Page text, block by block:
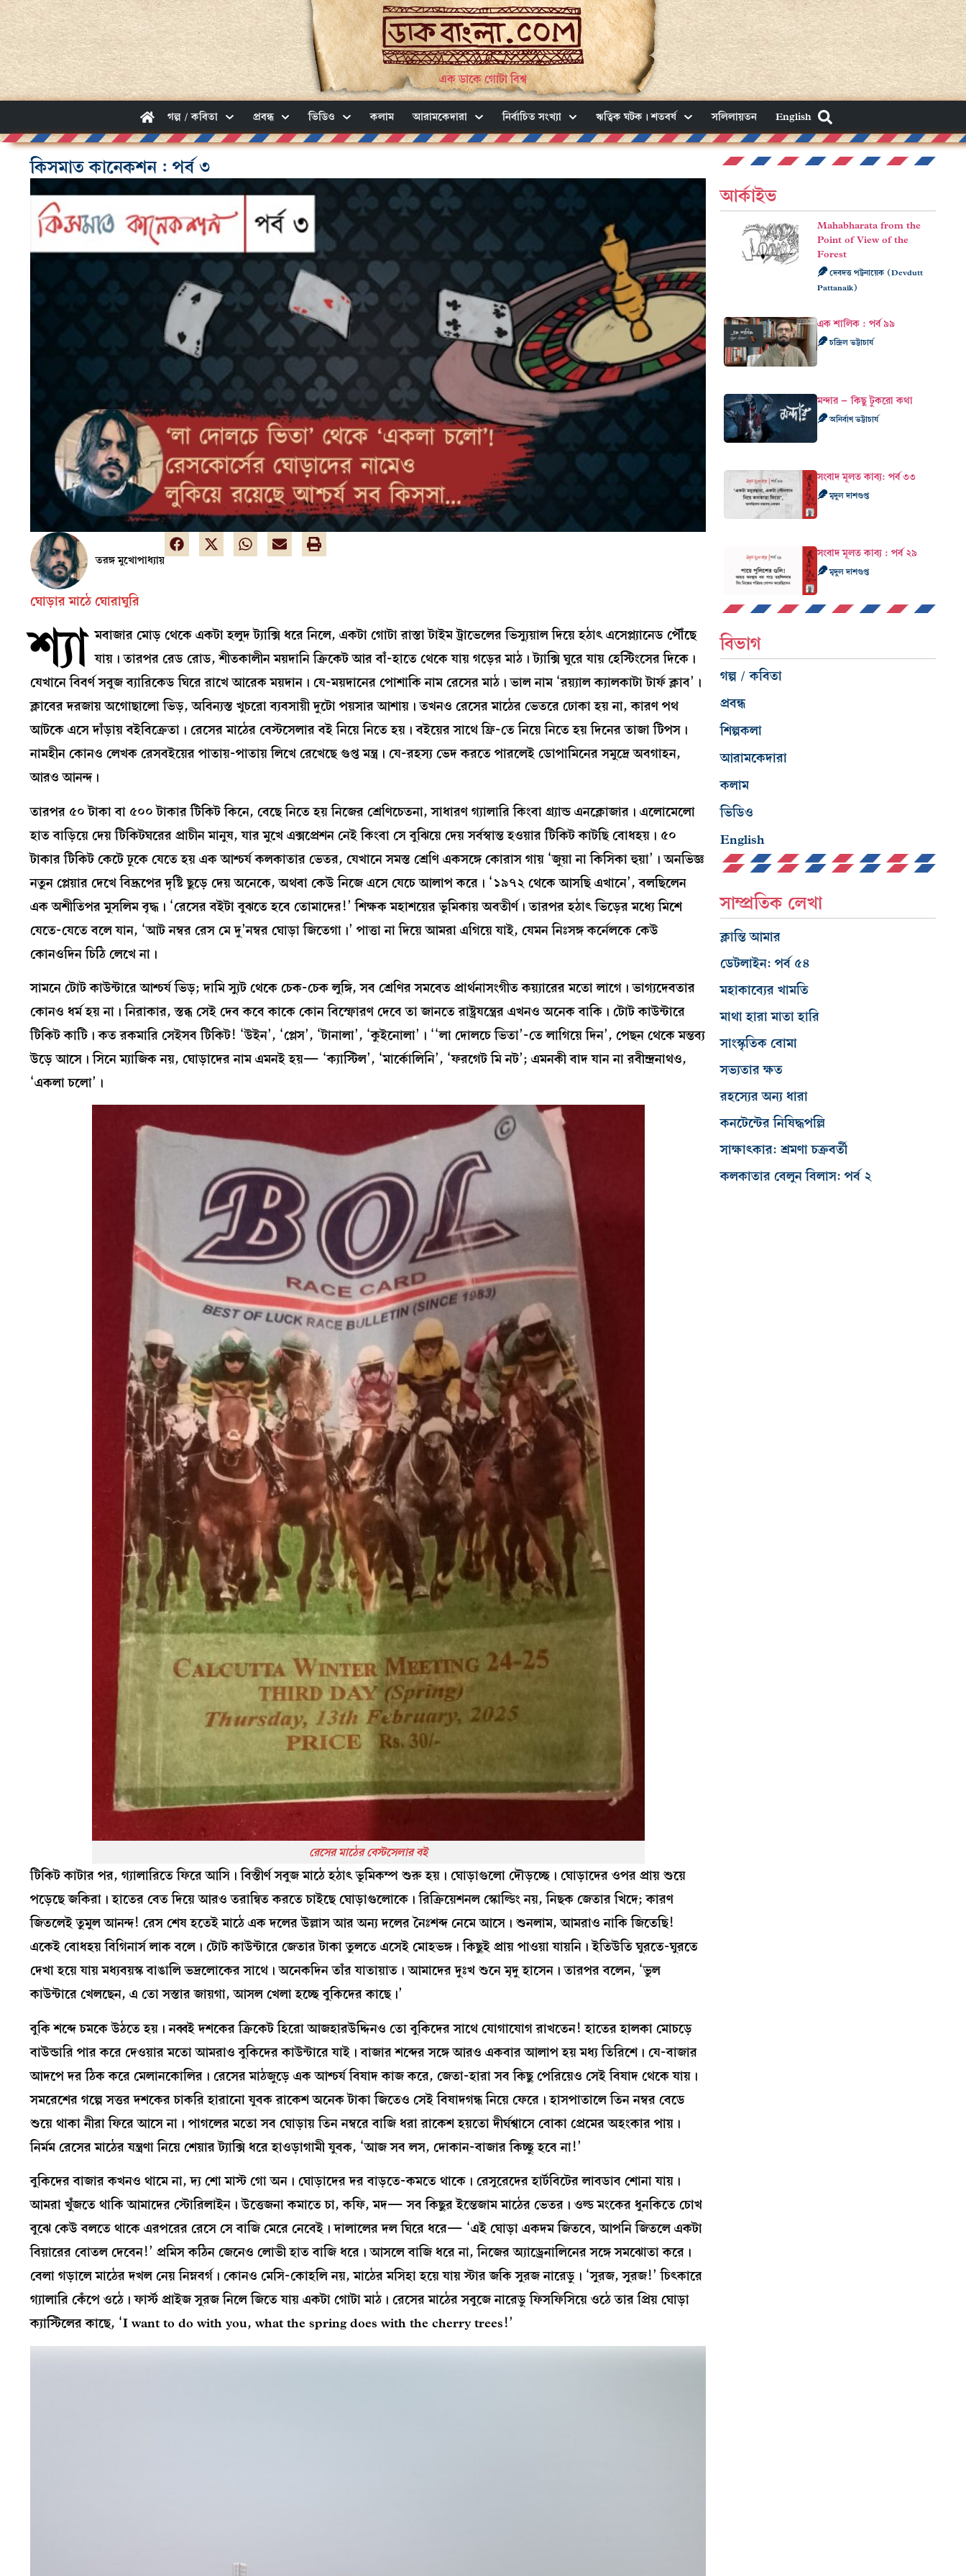
এক ডাকে গোটা বিশ্ব
গল্প / কবিতা প্রবন্ধ ভিডিও কলাম আরামকেদারা নির্বাচিত সংখ্যা ঋত্বিক ঘটক। শতবর্ষ সলিলায়তন English
কিসমাত কানেকশন : পর্ব ৩
তরঙ্গ মুখোপাধ্যায়
ঘোড়ার মাঠে ঘোরাঘুরি
শ্যা মবাজার মোড় থেকে একটা হলুদ ট্যাক্সি ধরে নিলে, একটা গোটা রাস্তা টাইম ট্রাভেলের ভিস্যুয়াল দিয়ে হঠাৎ এসেপ্ল্যানেড পৌঁছে
যায়। তারপর রেড রোড, শীতকালীন ময়দানি ক্রিকেট আর বাঁ-হাতে থেকে যায় গড়ের মাঠ। ট্যাক্সি ঘুরে যায় হেস্টিংসের দিকে।
যেখানে বিবর্ণ সবুজ ব্যারিকেড ঘিরে রাখে আরেক ময়দান। যে-ময়দানের পোশাকি নাম রেসের মাঠ। ভাল নাম ‘রয়্যাল ক্যালকাটা টার্ফ ক্লাব’।
ক্লাবের দরজায় অগোছালো ভিড়, অবিন্যস্ত খুচরো ব্যবসায়ী দুটো পয়সার আশায়। তখনও রেসের মাঠের ভেতরে ঢোকা হয় না, কারণ পথ
আটকে এসে দাঁড়ায় বইবিক্রেতা। রেসের মাঠের বেস্টসেলার বই নিয়ে নিতে হয়। বইয়ের সাথে ফ্রি-তে নিয়ে নিতে হয় দিনের তাজা টিপস।
নামহীন কোনও লেখক রেসবইয়ের পাতায়-পাতায় লিখে রেখেছে গুপ্ত মন্ত্র। যে-রহস্য ভেদ করতে পারলেই ডোপামিনের সমুদ্রে অবগাহন,
আরও আনন্দ।
তারপর ৫০ টাকা বা ৫০০ টাকার টিকিট কিনে, বেছে নিতে হয় নিজের শ্রেণিচেতনা, সাধারণ গ্যালারি কিংবা গ্র্যান্ড এনক্লোজার। এলোমেলো
হাত বাড়িয়ে দেয় টিকিটঘরের প্রাচীন মানুষ, যার মুখে এক্সপ্রেশন নেই কিংবা সে বুঝিয়ে দেয় সর্বস্বান্ত হওয়ার টিকিট কাটছি বোধহয়। ৫০
টাকার টিকিট কেটে ঢুকে যেতে হয় এক আশ্চর্য কলকাতার ভেতর, যেখানে সমস্ত শ্রেণি একসঙ্গে কোরাস গায় ‘জুয়া না কিসিকা হুয়া’। অনভিজ্ঞ
নতুন প্লেয়ার দেখে বিদ্রূপের দৃষ্টি ছুড়ে দেয় অনেকে, অথবা কেউ নিজে এসে যেচে আলাপ করে। ‘১৯৭২ থেকে আসছি এখানে’, বলছিলেন
এক অশীতিপর মুসলিম বৃদ্ধ। ‘রেসের বইটা বুঝতে হবে তোমাদের!’ শিক্ষক মহাশয়ের ভূমিকায় অবতীর্ণ। তারপর হঠাৎ ভিড়ের মধ্যে মিশে
যেতে-যেতে বলে যান, ‘আট নম্বর রেস মে দু’নম্বর ঘোড়া জিতেগা।’ পাত্তা না দিয়ে আমরা এগিয়ে যাই, যেমন নিঃসঙ্গ কর্নেলকে কেউ
কোনওদিন চিঠি লেখে না।
সামনে টোট কাউন্টারে আশ্চর্য ভিড়; দামি স্যুট থেকে চেক-চেক লুঙ্গি, সব শ্রেণির সমবেত প্রার্থনাসংগীত কয়্যারের মতো লাগে। ভাগ্যদেবতার
কোনও ধর্ম হয় না। নিরাকার, স্তব্ধ সেই দেব কবে কাকে কোন বিস্ফোরণ দেবে তা জানতে রাষ্ট্রযন্ত্রের এখনও অনেক বাকি। টোট কাউন্টারে
টিকিট কাটি। কত রকমারি সেইসব টিকিট! ‘উইন’, ‘প্লেস’, ‘টানালা’, ‘কুইনোলা’। ‘‘লা দোলচে ভিতা’-তে লাগিয়ে দিন’, পেছন থেকে মন্তব্য
উড়ে আসে। সিনে ম্যাজিক নয়, ঘোড়াদের নাম এমনই হয়— ‘ক্যাস্টিল’, ‘মার্কোলিনি’, ‘ফরগেট মি নট’; এমনকী বাদ যান না রবীন্দ্রনাথও,
‘একলা চলো’।
রেসের মাঠের বেস্টসেলার বই
টিকিট কাটার পর, গ্যালারিতে ফিরে আসি। বিস্তীর্ণ সবুজ মাঠে হঠাৎ ভূমিকম্প শুরু হয়। ঘোড়াগুলো দৌড়চ্ছে। ঘোড়াদের ওপর প্রায় শুয়ে
পড়েছে জকিরা। হাতের বেত দিয়ে আরও তরান্বিত করতে চাইছে ঘোড়াগুলোকে। রিক্রিয়েশনল স্কোল্ডিং নয়, নিছক জেতার খিদে; কারণ
জিতলেই তুমুল আনন্দ! রেস শেষ হতেই মাঠে এক দলের উল্লাস আর অন্য দলের নৈঃশব্দ নেমে আসে। শুনলাম, আমরাও নাকি জিতেছি!
একেই বোধহয় বিগিনার্স লাক বলে। টোট কাউন্টারে জেতার টাকা তুলতে এসেই মোহভঙ্গ। কিছুই প্রায় পাওয়া যায়নি। ইতিউতি ঘুরতে-ঘুরতে
দেখা হয়ে যায় মধ্যবয়স্ক বাঙালি ভদ্রলোকের সাথে। অনেকদিন তাঁর যাতায়াত। আমাদের দুঃখ শুনে মৃদু হাসেন। তারপর বলেন, ‘ভুল
কাউন্টারে খেলছেন, এ তো সস্তার জায়গা, আসল খেলা হচ্ছে বুকিদের কাছে।’
বুকি শব্দে চমকে উঠতে হয়। নব্বই দশকের ক্রিকেট হিরো আজহারউদ্দিনও তো বুকিদের সাথে যোগাযোগ রাখতেন! হাতের হালকা মোচড়ে
বাউন্ডারি পার করে দেওয়ার মতো আমরাও বুকিদের কাউন্টারে যাই। বাজার শব্দের সঙ্গে আরও একবার আলাপ হয় মধ্য তিরিশে। যে-বাজার
আদপে দর ঠিক করে মেলানকোলির। রেসের মাঠজুড়ে এক আশ্চর্য বিষাদ কাজ করে, জেতা-হারা সব কিছু পেরিয়েও সেই বিষাদ থেকে যায়।
সমরেশের গল্পে সত্তর দশকের চাকরি হারানো যুবক রাকেশ অনেক টাকা জিতেও সেই বিষাদগন্ধ নিয়ে ফেরে। হাসপাতালে তিন নম্বর বেডে
শুয়ে থাকা নীরা ফিরে আসে না। পাগলের মতো সব ঘোড়ায় তিন নম্বরে বাজি ধরা রাকেশ হয়তো দীর্ঘশ্বাসে বোকা প্রেমের অহংকার পায়।
নির্মম রেসের মাঠের যন্ত্রণা নিয়ে শেয়ার ট্যাক্সি ধরে হাওড়াগামী যুবক, ‘আজ সব লস, দোকান-বাজার কিচ্ছু হবে না!’
বুকিদের বাজার কখনও থামে না, দ্য শো মাস্ট গো অন। ঘোড়াদের দর বাড়তে-কমতে থাকে। রেসুরেদের হার্টবিটের লাবডাব শোনা যায়।
আমরা খুঁজতে থাকি আমাদের স্টোরিলাইন। উত্তেজনা কমাতে চা, কফি, মদ— সব কিছুর ইন্তেজাম মাঠের ভেতর। ওল্ড মংকের ধুনকিতে চোখ
বুঝে কেউ বলতে থাকে এরপরের রেসে সে বাজি মেরে নেবেই। দালালের দল ঘিরে ধরে— ‘এই ঘোড়া একদম জিতবে, আপনি জিতলে একটা
বিয়ারের বোতল দেবেন!’ প্রমিস কঠিন জেনেও লোভী হাত বাজি ধরে। আসলে বাজি ধরে না, নিজের অ্যাড্রেনালিনের সঙ্গে সমঝোতা করে।
বেলা গড়ালে মাঠের দখল নেয় নিম্নবর্গ। কোনও মেসি-কোহলি নয়, মাঠের মসিহা হয়ে যায় স্টার জকি সুরজ নারেডু। ‘সুরজ, সুরজ!’ চিৎকারে
গ্যালারি কেঁপে ওঠে। ফার্স্ট প্রাইজ সুরজ নিলে জিতে যায় একটা গোটা মাঠ। রেসের মাঠের সবুজে নারেডু ফিসফিসিয়ে ওঠে তার প্রিয় ঘোড়া
ক্যাস্টিলের কাছে, ‘I want to do with you, what the spring does with the cherry trees!’
আর্কাইভ
Mahabharata from the
Point of View of the
Forest
দেবদত্ত পট্টনায়েক (Devdutt
Pattanaik)
এক শালিক : পর্ব ৯৯
চন্দ্রিল ভট্টাচার্য
মন্দার – কিছু টুকরো কথা
অনির্বাণ ভট্টাচার্য
সংবাদ মূলত কাব‍্য: পর্ব ৩৩
মৃদুল দাশগুপ্ত
সংবাদ মূলত কাব্য : পর্ব ২৯
মৃদুল দাশগুপ্ত
বিভাগ
গল্প / কবিতা
প্রবন্ধ
শিল্পকলা
আরামকেদারা
কলাম
ভিডিও
English
সাম্প্রতিক লেখা
ক্লান্তি আমার
ডেটলাইন: পর্ব ৫৪
মহাকাব্যের খামতি
মাথা হারা মাতা হারি
সাংস্কৃতিক বোমা
সভ্যতার ক্ষত
রহস্যের অন্য ধারা
কনটেন্টের নিষিদ্ধপল্লি
সাক্ষাৎকার: শ্রমণা চক্রবর্তী
কলকাতার বেলুন বিলাস: পর্ব ২